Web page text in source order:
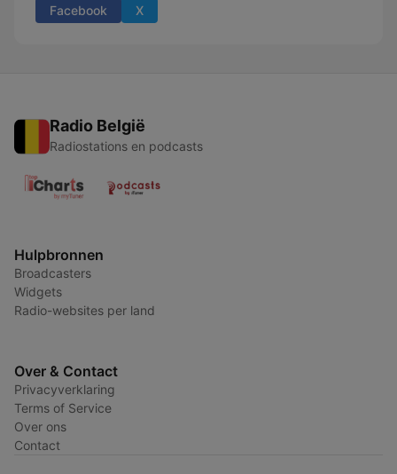
Facebook X
Radio België
Radiostations en podcasts
Hulpbronnen
Broadcasters
Widgets
Radio-websites per land
Over & Contact
Privacyverklaring
Terms of Service
Over ons
Contact